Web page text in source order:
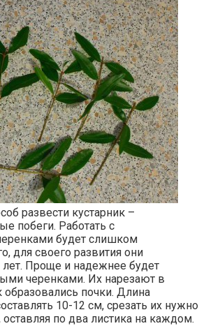
развести кустарник –
побеги. Работать с
будет слишком
для своего развития они
Проще и надежнее будет
черенками. Их нарезают в
образовались почки. Длина
10-12 см, срезать их нужно
по два листика на каждом.